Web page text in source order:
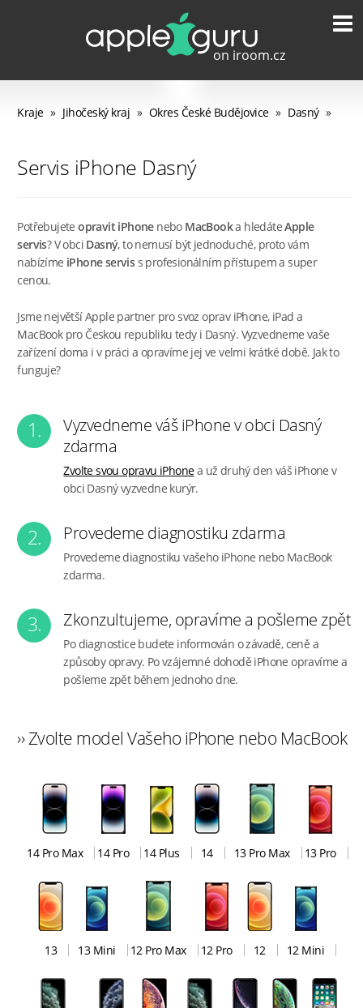
Kraje » Jihočeský kraj » Okres České Budějovice » Dasný »
Servis iPhone Dasný
Potřebujeteopravit iPhonenebo MacBooka hledáteApple
servis? V obci Dasný, to nemusí být jednoduché, proto vám
nabízíme iPhone serviss profesionálním přístupem a super
cenou.
Jsme největší Apple partner pro svoz oprav iPhone, iPad a
MacBook pro Českou republiku tedy i Dasný. Vyzvedneme vaše
zařízení doma i v práci a opravíme jej ve velmi krátké době. Jak to
funguje?
1.
Vyzvedneme váš iPhone v obci Dasný
zdarma
Zvolte svou opravu iPhonea už druhý den váš iPhone v
obci Dasný vyzvedne kurýr.
2. Provedeme diagnostiku zdarma
Provedeme diagnostiku vašeho iPhone nebo MacBook
zdarma.
3. Zkonzultujeme, opravíme a pošleme zpět
Po diagnostice budete informován o závadě, ceně a
způsoby opravy. Po vzájemné dohodě iPhone opravíme a
pošleme zpět během jednoho dne.
›› Zvolte model Vašeho iPhone nebo MacBook
14 Pro Max 14 Pro 14 Plus 14 13 Pro Max 13 Pro
13 13 Mini 12 Pro Max 12 Pro 12 12 Mini